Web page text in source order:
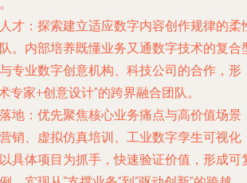
才 ：探索建立适应数字内容创作规律的柔
。内部培养既懂业务又通数字技术的复合
专业数字创意机构、科技公司的合作，形
专家+创意设计”的跨界融合团队。
地 ：优先聚焦核心业务痛点与高价值场景
营销、虚拟仿真培训、工业数字孪生可视化
具体项目为抓手，快速验证价值，形成可